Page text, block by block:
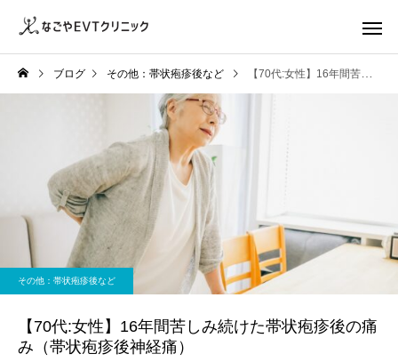
ブログ その他：帯状疱疹後など 【70代:女性】16年間苦しみ続けた帯状疱疹後の痛み（帯状疱疹後神経痛）
その他：帯状疱疹後など
【70代:女性】16年間苦しみ続けた帯状疱疹後の痛
み（帯状疱疹後神経痛）